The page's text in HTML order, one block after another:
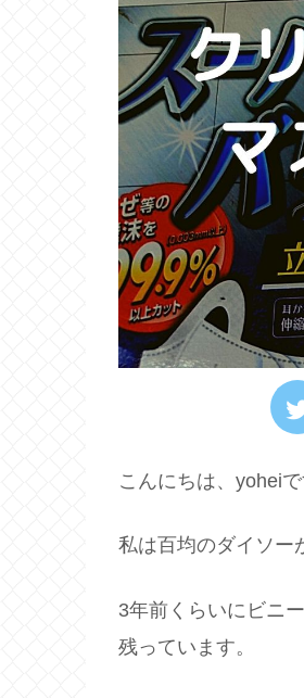
こんにちは、yoheiで
私は百均のダイソー
3年前くらいにビニ
残っています。